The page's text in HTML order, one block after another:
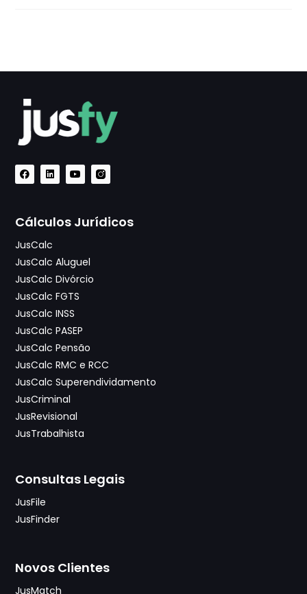
Cálculos Jurídicos
JusCalc
JusCalc Aluguel
JusCalc Divórcio
JusCalc FGTS
JusCalc INSS
JusCalc PASEP
JusCalc Pensão
JusCalc RMC e RCC
JusCalc Superendividamento
JusCriminal
JusRevisional
JusTrabalhista
Consultas Legais
JusFile
JusFinder
Novos Clientes
JusMatch